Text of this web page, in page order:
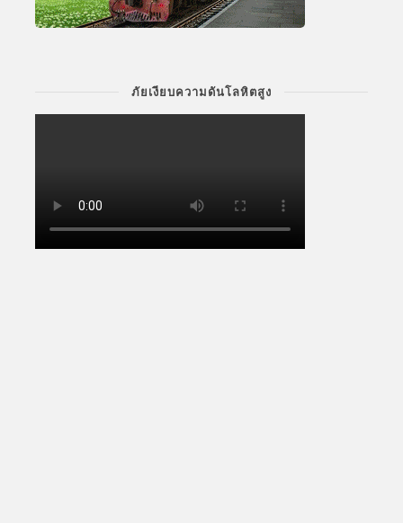
ภัยเงียบความดันโลหิตสูง